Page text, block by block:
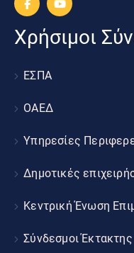
Χρήσιμοι
ΕΣΠΑ
ΟΑΕΔ
Υπηρεσίες
Δημοτικές
Κεντρική Ένωση
Σύνδεσμοι